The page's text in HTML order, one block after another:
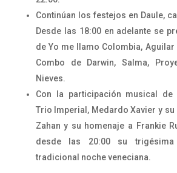
Continúan los festejos en Daule,
Desde las 18:00 en adelante se
de Yo me llamo Colombia, Aguilar
Combo de Darwin, Salma,
Nieves.
Con la participación musical de
Trio Imperial, Medardo Xavier y su
Zahan y su homenaje a Frankie
desde las 20:00 su
tradicional noche veneciana.